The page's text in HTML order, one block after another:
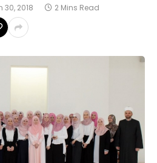
30, 2018 2 Mins Read